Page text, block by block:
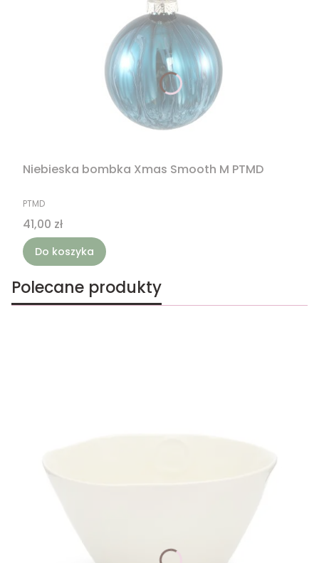
Niebieska bombka Xmas Smooth M PTMD
PRODUCENT
PTMD
Cena
41,00 zł
Do koszyka
Polecane produkty